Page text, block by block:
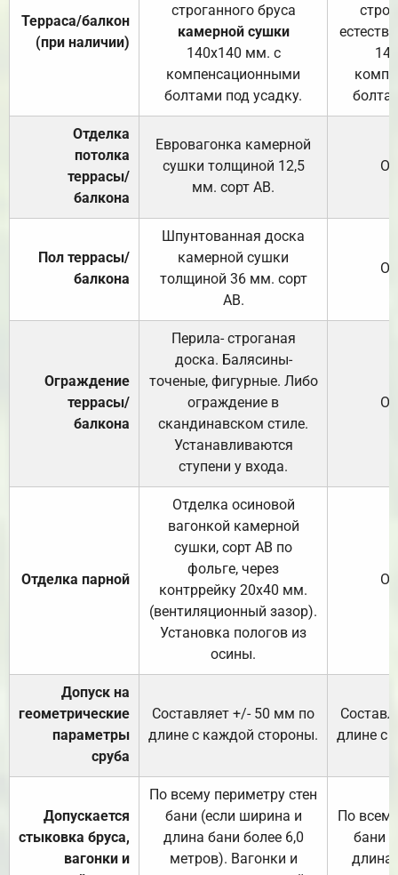
Терраса/балкон
(при наличии)
строганного бруса
камерной сушки
140х140 мм. с
компенсационными
болтами под усадку.
Отделка
потолка
террасы/
балкона
Евровагонка камерной
сушки толщиной 12,5
мм. сорт АВ.
Пол террасы/
балкона
Шпунтованная доска
камерной сушки
толщиной 36 мм. сорт
АВ.
Ограждение
террасы/
балкона
Перила- строганая
доска. Балясины-
точеные, фигурные. Либо
ограждение в
скандинавском стиле.
Устанавливаются
ступени у входа.
Отделка парной
Отделка осиновой
вагонкой камерной
сушки, сорт АВ по
фольге, через
контррейку 20х40 мм.
(вентиляционный зазор).
Установка пологов из
осины.
Допуск на
геометрические
параметры
сруба
Составляет +/- 50 мм по
длине с каждой стороны.
длине с
Допускается
стыковка бруса,
вагонки и
По всему периметру стен
бани (если ширина и
длина бани более 6,0
метров). Вагонки и
По
бани
длина